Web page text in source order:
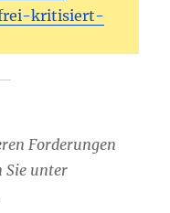
kritisiert-
Forderungen
Sie unter